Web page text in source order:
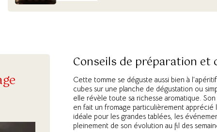
Conseils de préparation et
Cette tomme se déguste aussi bien à
cubes sur une planche de dégustation ou
elle révèle toute sa richesse aromatique.
en fait un fromage particulièrement
idéale pour les grandes tablées, les
pleinement de son évolution au fil des